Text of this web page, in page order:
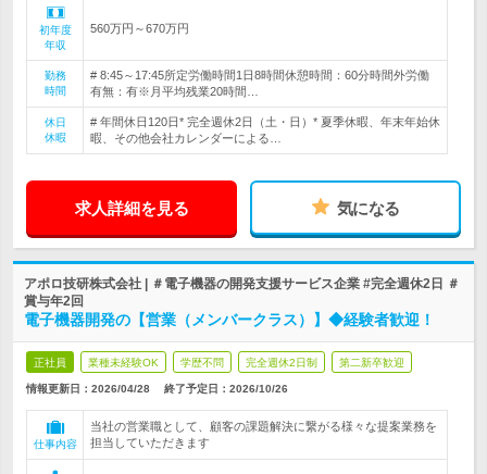
初年度
年収
560万円～670万円
勤務
時間
# 8:45～17:45所定労働時間1日8時間休憩時間：60分時間外労働
有無：有※月平均残業20時間…
休日
休暇
# 年間休日120日* 完全週休2日（土・日）* 夏季休暇、年末年始休
暇、その他会社カレンダーによる…
求人詳細を見る 気になる
アポロ技研株式会社 | ＃電子機器の開発支援サービス企業 #完全週休2日 ＃
賞与年2回
電子機器開発の【営業（メンバークラス）】◆経験者歓迎！
正社員 業種未経験OK 学歴不問 完全週休2日制 第二新卒歓迎
情報更新日：2026/04/28 終了予定日： 2026/10/26
仕事内容
当社の営業職として、顧客の課題解決に繋がる様々な提案業務を
担当していただきます